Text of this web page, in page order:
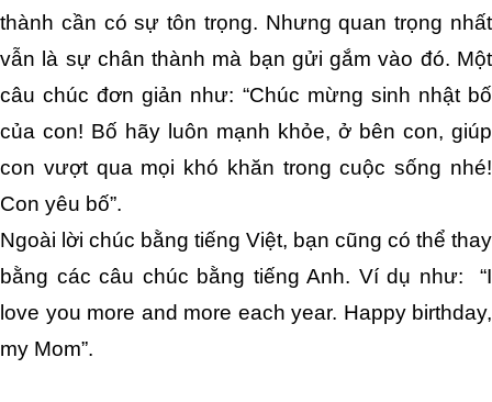
thành cần có sự tôn trọng. Nhưng quan trọng nhất
vẫn là sự chân thành mà bạn gửi gắm vào đó. Một
câu chúc đơn giản như: “Chúc mừng sinh nhật bố
của con! Bố hãy luôn mạnh khỏe, ở bên con, giúp
con vượt qua mọi khó khăn trong cuộc sống nhé!
Con yêu bố”.
Ngoài lời chúc bằng tiếng Việt, bạn cũng có thể thay
bằng các câu chúc bằng tiếng Anh. Ví dụ như:
“I
love you more and more each year. Happy birthday,
my Mom”.